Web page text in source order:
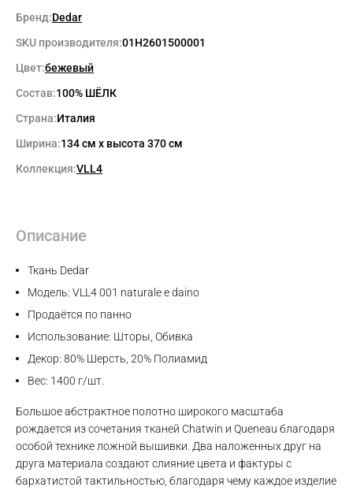
Бренд:Dedar
SKU производителя:01H2601500001
Цвет:бежевый
Состав:100% ШЁЛК
Страна:Италия
Ширина:134 см x высота 370 см
Коллекция:VLL4
Описание
Ткань Dedar
Модель: VLL4 001 naturale e daino
Продаётся по панно
Использование: Шторы, Обивка
Декор: 80% Шерсть, 20% Полиамид
Вес: 1400 г/шт.
Большое абстрактное полотно широкого масштаба
рождается из сочетания тканей Chatwin и Queneau благодаря
особой технике ложной вышивки. Два наложенных друг на
друга материала создают слияние цвета и фактуры с
бархатистой тактильностью, благодаря чему каждое изделие
Max